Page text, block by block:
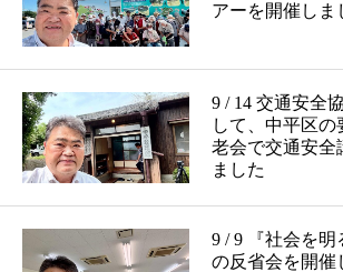
アーを開催しま
9 / 14 交通安全
して、中平区
老会で交通安全
ました
9 / 9 『社会を明
の反省会を開催